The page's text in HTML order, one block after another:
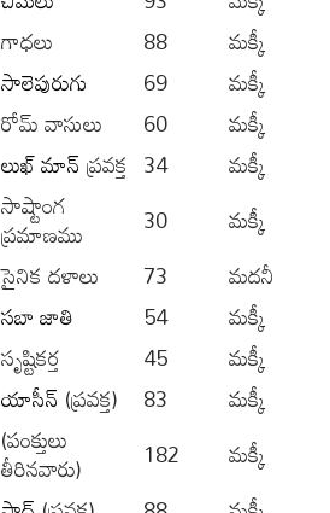
గాధలు 88
మక్కీ
సాలెపురుగు 69
మక్కీ
రోమ్ వాసులు 60
మక్కీ
లుఖ్ మాన్ప్రవక్త 34
మక్కీ
సాష్టాంగ
ప్రమాణము 30
మక్కీ
సైనిక దళాలు 73
మదనీ
సబా జాతి 54
మక్కీ
సృష్టికర్త 45
మక్కీ
యాసీన్ (ప్రవక్త) 83
మక్కీ
(పంక్తులు
తీరినవారు) 182
మక్కీ